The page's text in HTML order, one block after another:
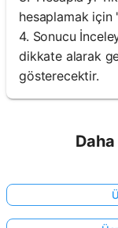
hesaplamak için
4. Sonucu
dikkate alarak
gösterecektir.